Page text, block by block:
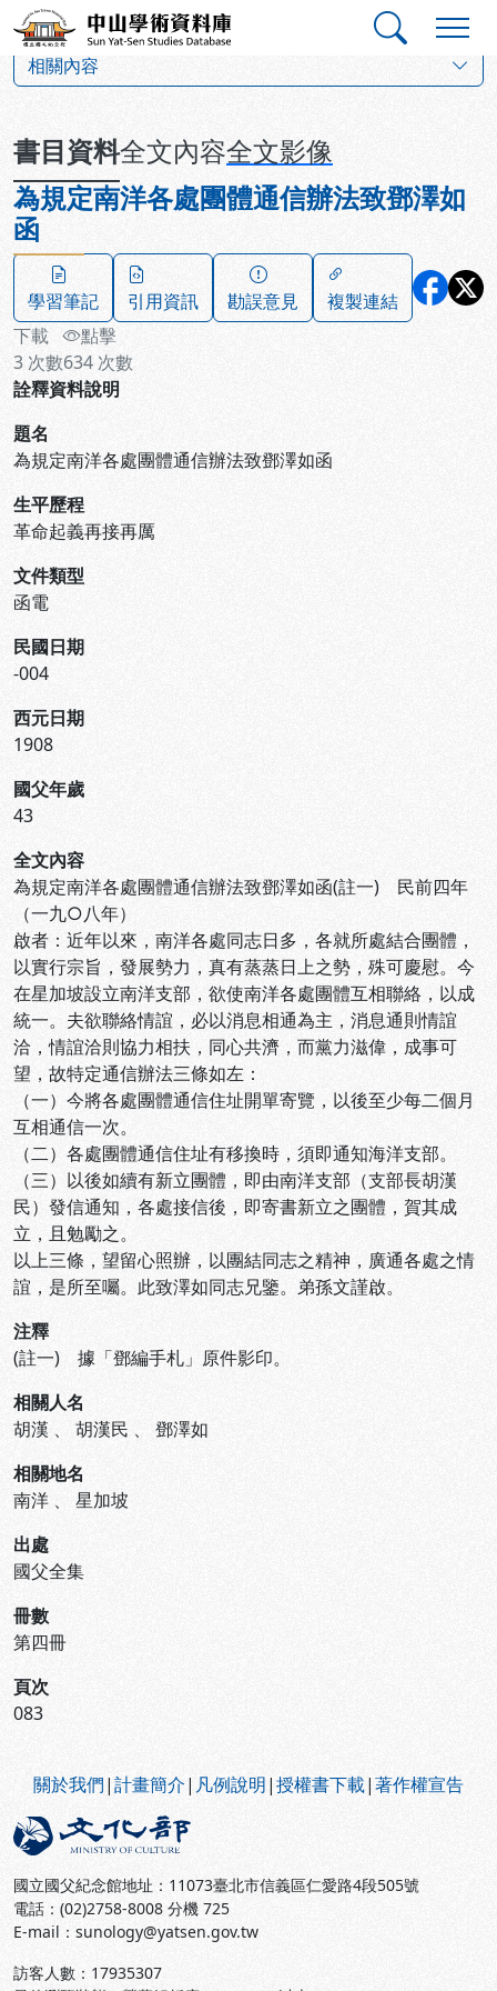
跳到主要內容
中山學術資料庫
相關內容
書目資料全文內容全文影像
為規定南洋各處團體通信辦法致鄧澤如
函
學習筆記 引用資訊 勘誤意見
複製連結
下載
3 次數
點擊
634 次數
詮釋資料說明
題名
為規定南洋各處團體通信辦法致鄧澤如函
生平歷程
革命起義再接再厲
文件類型
函電
民國日期
-004
西元日期
1908
國父年歲
43
全文內容
為規定南洋各處團體通信辦法致鄧澤如函(註一) 民前四年
（一九○八年）
啟者：近年以來，南洋各處同志日多，各就所處結合團體，
以實行宗旨，發展勢力，真有蒸蒸日上之勢，殊可慶慰。今
在星加坡設立南洋支部，欲使南洋各處團體互相聯絡，以成
統一。夫欲聯絡情誼，必以消息相通為主，消息通則情誼
洽，情誼洽則協力相扶，同心共濟，而黨力滋偉，成事可
望，故特定通信辦法三條如左：
（一）今將各處團體通信住址開單寄覽，以後至少每二個月
互相通信一次。
（二）各處團體通信住址有移換時，須即通知海洋支部。
（三）以後如續有新立團體，即由南洋支部（支部長胡漢
民）發信通知，各處接信後，即寄書新立之團體，賀其成
立，且勉勵之。
以上三條，望留心照辦，以團結同志之精神，廣通各處之情
誼，是所至囑。此致澤如同志兄鑒。弟孫文謹啟。
注釋
(註一) 據「鄧編手札」原件影印。
相關人名
胡漢 、 胡漢民 、 鄧澤如
相關地名
南洋 、 星加坡
出處
國父全集
冊數
第四冊
頁次
083
關於我們|計畫簡介| 凡例說明|授權書下載|著作權宣告
國立國父紀念館地址：11073臺北市信義區仁愛路4段505號
電話：(02)2758-8008 分機 725
E-mail：sunology@yatsen.gov.tw
訪客人數： 17935307